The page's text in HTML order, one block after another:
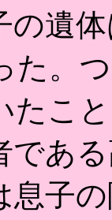
の遺
た。
たこ
であ
息子